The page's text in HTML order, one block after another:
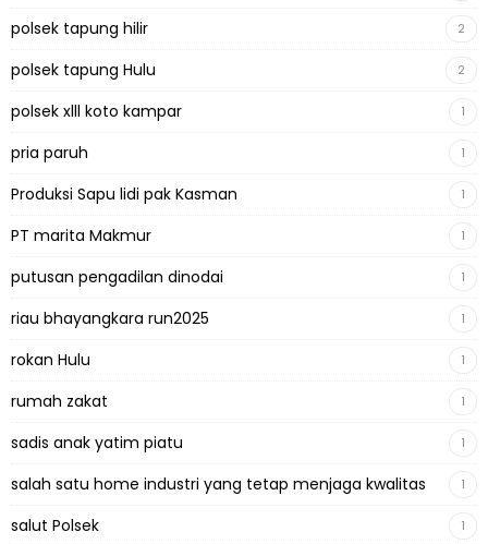
polsek tapung hilir 2
polsek tapung Hulu 2
polsek xlll koto kampar 1
pria paruh 1
Produksi Sapu lidi pak Kasman 1
PT marita Makmur 1
putusan pengadilan dinodai 1
riau bhayangkara run2025 1
rokan Hulu 1
rumah zakat 1
sadis anak yatim piatu 1
salah satu home industri yang tetap menjaga kwalitas 1
salut Polsek 1